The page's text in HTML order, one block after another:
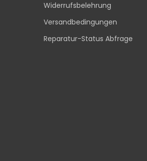
Widerrufsbelehrung
Versandbedingungen
Reparatur-Status Abfrage